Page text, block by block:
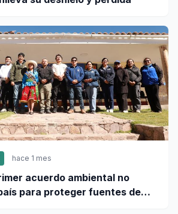
hace 1 mes
acuerdo ambiental no
para proteger fuentes de